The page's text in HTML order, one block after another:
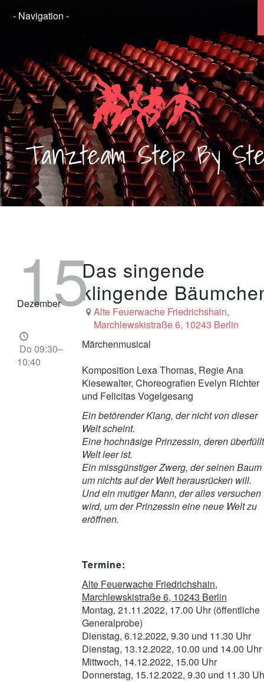
TanzteamStep By
Das singende
klingende
15
Dezember
Do 09:30–
10:40
Alte Feuerwache Friedrichshain,
Marchlewskistraße 6, 10243 Berlin
Märchenmusical
Komposition Lexa Thomas, Regie Ana
Kiesewalter, Choreografien Evelyn Richter
und Felicitas Vogelgesang
Ein betörender Klang, der nicht von dieser
Welt scheint.
Eine hochnäsige Prinzessin, deren
Welt leer ist.
Ein missgünstiger Zwerg, der seinen Baum
um nichts auf der Welt herausrücken will.
Und ein mutiger Mann, der alles versuchen
wird, um der Prinzessin eine neue Weltzu
eröffnen.
Termine:
Alte Feuerwache Friedrichshain,
Marchlewskistraße 6, 10243 Berlin
Montag, 21.11.2022, 17.00 Uhr (öffentliche
Generalprobe)
Dienstag, 6.12.2022, 9.30 und 11.30 Uhr
Dienstag, 13.12.2022, 10.00 und 14.00 Uhr
Mittwoch, 14.12.2022, 15.00 Uhr
Donnerstag, 15.12.2022, 9.30 und 11.30